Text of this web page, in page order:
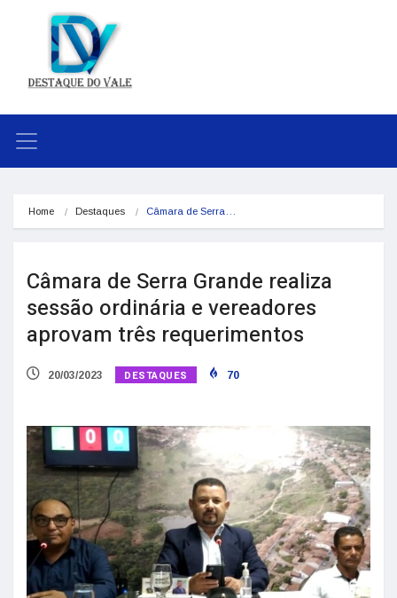
Home Destaques Câmara de Serra…
Câmara de Serra Grande realiza
sessão ordinária e vereadores
aprovam três requerimentos
20/03/2023 DESTAQUES 70